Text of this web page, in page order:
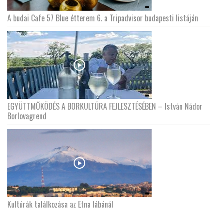
A budai Cafe 57 Blue étterem 6. a Tripadvisor budapesti listáján
EGYÜTTMŰKÖDÉS A BORKULTÚRA FEJLESZTÉSÉBEN – István Nádor
Borlovagrend
Kultúrák találkozása az Etna lábánál